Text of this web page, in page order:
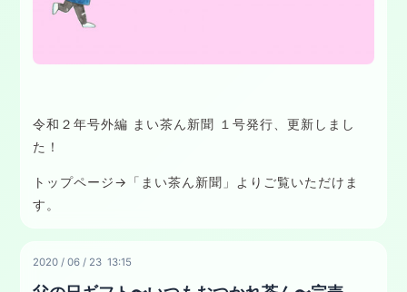
令和２年号外編 まい茶ん新聞 １号発行、更新しまし
た！
トップページ→「まい茶ん新聞」よりご覧いただけま
す。
2020 /06 / 23 13:15